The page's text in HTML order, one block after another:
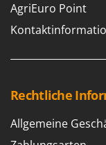
AgriEuro Point
Rechtliche
Allgemeine